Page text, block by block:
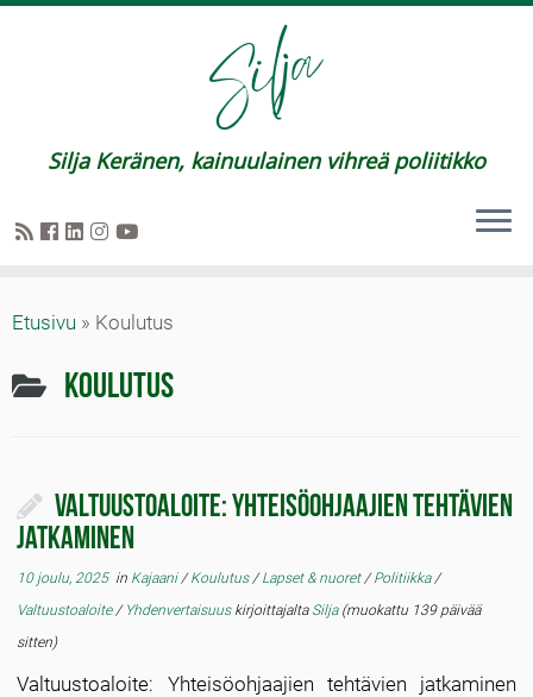
Silja Keränen, kainuulainen vihreä poliitikko
Etusivu » Koulutus
Koulutus
Valtuustoaloite: Yhteisöohjaajien tehtävien
jatkaminen
10 joulu, 2025in Kajaani/Koulutus/Lapset & nuoret/Politiikka/
Valtuustoaloite/ Yhdenvertaisuus kirjoittajalta Silja(muokattu 139 päivää
sitten)
Valtuustoaloite: Yhteisöohjaajien tehtävien jatkaminen